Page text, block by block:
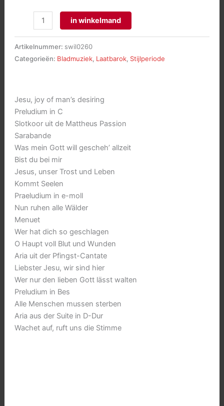
Harmoniumwerken
aantal
in winkelmand
Artikelnummer: swil0260
Categorieën: Bladmuziek, Laatbarok, Stijlperiode
Jesu, joy of man’s desiring
Preludium in C
Slotkoor uit de Mattheus Passion
Sarabande
Was mein Gott will gescheh’ allzeit
Bist du bei mir
Jesus, unser Trost und Leben
Kommt Seelen
Praeludium in e-moll
Nun ruhen alle Wälder
Menuet
Wer hat dich so geschlagen
O Haupt voll Blut und Wunden
Aria uit der Pfingst-Cantate
Liebster Jesu, wir sind hier
Wer nur den lieben Gott lässt walten
Preludium in Bes
Alle Menschen mussen sterben
Aria aus der Suite in D-Dur
Wachet auf, ruft uns die Stimme